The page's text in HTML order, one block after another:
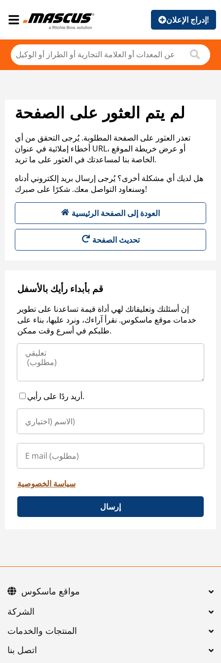
إدراج الإعلان!
لم يتم العثور على الصفحة
تعذر العثور على الصفحة المطلوبة. يُرجى التحقق من أي
أخطاء إملائية في عنوان URL، أو عرض خريطة الموقع
الخاصة بنا لمساعدتك في العثور على ما تريد.
هل لديك أي مشكلة أخرى؟ يُرجى إرسال بريد إلكتروني أدناه
وسنعاود التواصل معك. شكرًا على صبرك!
العودة إلى الصفحة الرئيسية
تحديث الصفحة
قم بأبداء رأيك بالأسفل
إن أسئلتك وتعليقاتك لهي أداة قيمة تساعدنا على تطوير
خدمات موقع ماسكوس. نقرأ آراءك، ونرد عليها، بناء على
طلبكم في أسرع وقت ممكن.
أريد ردًا على رأيي.
سياسة الخصوصية
إرسال
اتصل بنا
مواقع ماسكوس